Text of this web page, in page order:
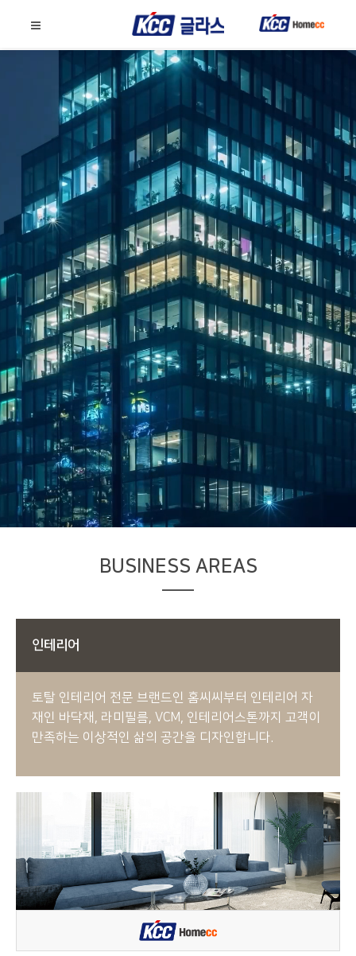
BUSINESS AREAS
인테리어
토탈 인테리어 전문 브랜드인 홈씨씨부터 인테리어 자
재인 바닥재, 라미필름, VCM, 인테리어스톤까지 고객이
만족하는 이상적인 삶의 공간을 디자인합니다.